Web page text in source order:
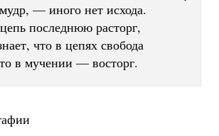
— иного нет исхода.
последнюю расторг,
что в цепях свобода
в мучении — восторг.